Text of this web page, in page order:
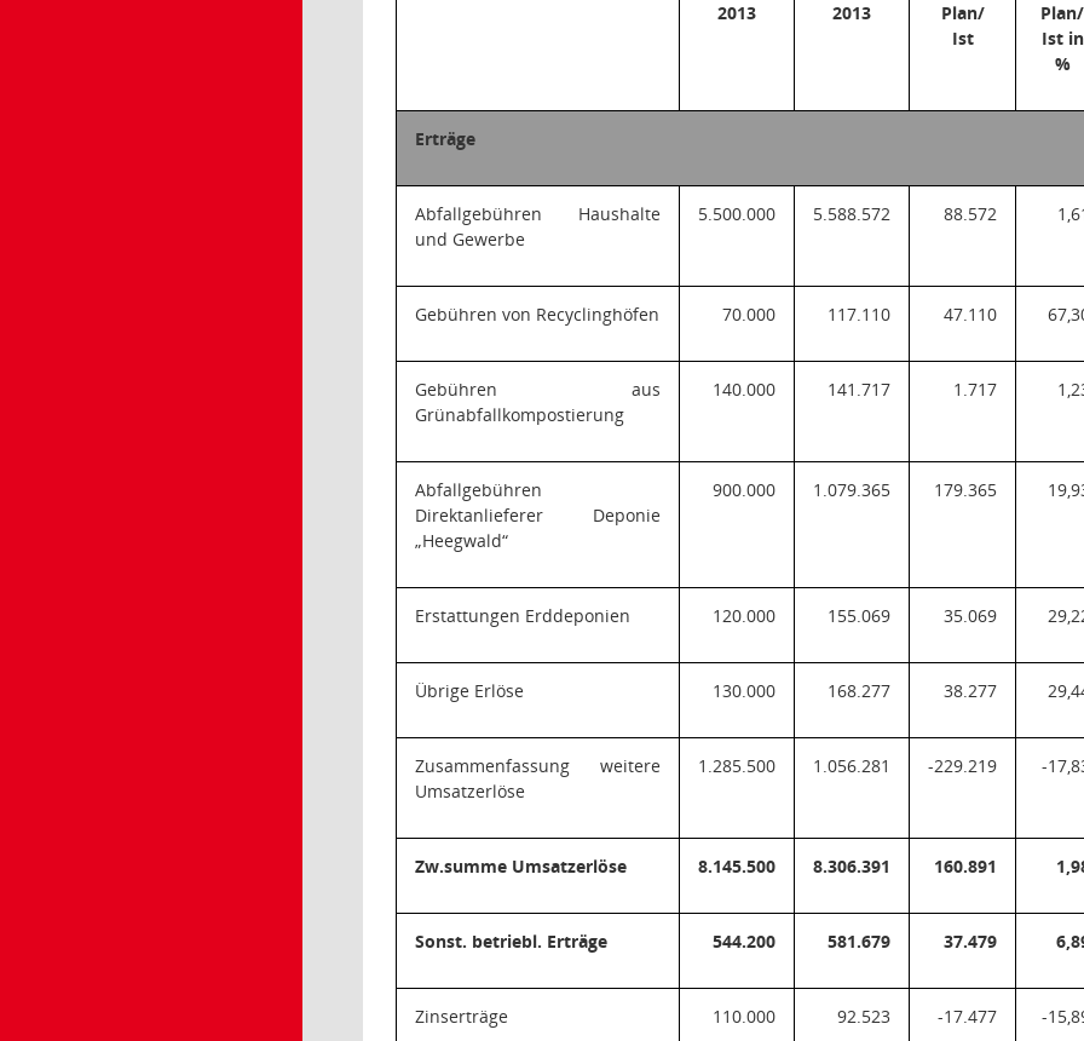
2013
2013
Plan/
Ist
Plan/
Ist in
%
Erträge
Abfallgebühren Haushalte
und Gewerbe
5.500.000 5.588.572 88.572
Gebühren von Recyclinghöfen 70.000 117.110 47.110
Gebühren aus
Grünabfallkompostierung
140.000 141.717 1.717
Abfallgebühren
Direktanlieferer Deponie
„Heegwald“
900.000 1.079.365 179.365
Erstattungen Erddeponien 120.000 155.069 35.069
Übrige Erlöse 130.000 168.277 38.277
Zusammenfassung weitere
Umsatzerlöse
1.285.500 1.056.281 -229.219 -
Zw.summe Umsatzerlöse 8.145.500 8.306.391 160.891
Sonst. betriebl. Erträge 544.200 581.679 37.479
Zinserträge 110.000 92.523 -17.477 -